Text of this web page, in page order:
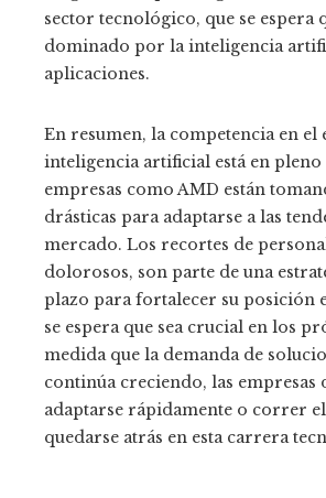
sector tecnológico, que se espera
dominado por la inteligencia
aplicaciones.
En resumen, la competencia en el
inteligencia artificial está en pleno
empresas como AMD están
drásticas para adaptarse a las
mercado. Los recortes de
dolorosos, son parte de una
plazo para fortalecer su posición
se espera que sea crucial en los
medida que la demanda de
continúa creciendo, las empresas
adaptarse rápidamente o correr
quedarse atrás en esta carrera